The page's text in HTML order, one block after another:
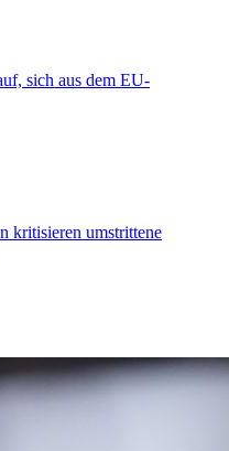
sich aus dem EU-
kritisieren umstrittene